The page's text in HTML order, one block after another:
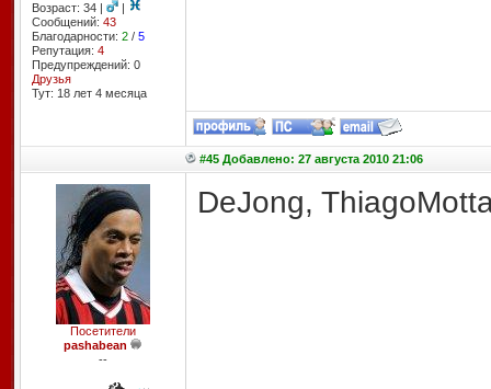
Возраст: 34 |
|
Сообщений: 43
Благодарности: 2/ 5
Репутация: 4
Предупреждений: 0
Друзья
Тут: 18 лет 4 месяцa
#45 Добавлено: 27 августа 2010 21:06
Посетители
pashabean
--
DeJong,